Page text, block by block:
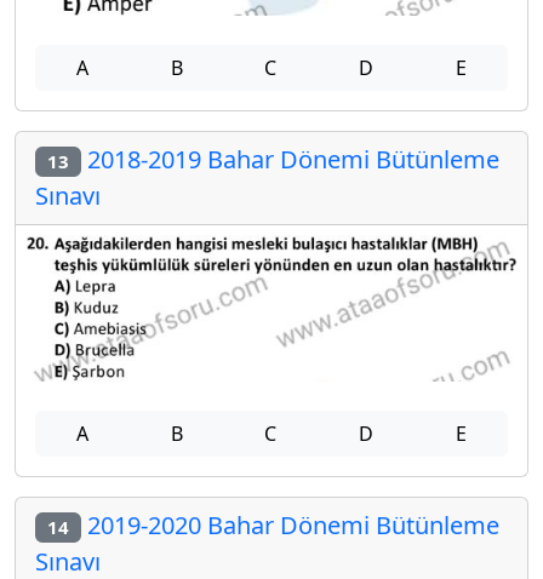
A B C D E
13 2018-2019 Bahar Dönemi Bütünleme
Sınavı
A B C D E
14 2019-2020 Bahar Dönemi Bütünleme
Sınavı